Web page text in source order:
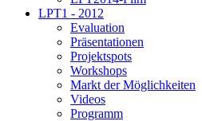
LPT1 - 2012
Evaluation
Präsentationen
Projektspots
Workshops
Markt der Möglichkeiten
Videos
Programm